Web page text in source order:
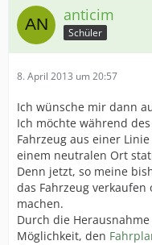
anticim
Schüler
8. April 2013 um 20:57
Ich wünsche mir dann
Ich möchte während
Fahrzeug aus einer
einem neutralen Ort
Denn jetzt, so meine
das Fahrzeug
machen.
Durch die
Möglichkeit, den